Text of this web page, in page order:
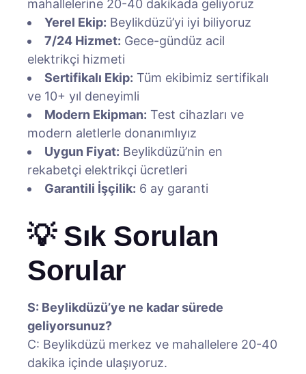
mahallelerine 20-40 dakikada geliyoruz
Yerel Ekip: Beylikdüzü’yi iyi biliyoruz
7/24 Hizmet: Gece-gündüz acil
elektrikçi hizmeti
Sertifikalı Ekip: Tüm ekibimiz sertifikalı
ve 10+ yıl deneyimli
Modern Ekipman: Test cihazları ve
modern aletlerle donanımlıyız
Uygun Fiyat: Beylikdüzü’nin en
rekabetçi elektrikçi ücretleri
Garantili İşçilik: 6 ay garanti
💡 Sık Sorulan
Sorular
S: Beylikdüzü’ye ne kadar sürede
geliyorsunuz?
C: Beylikdüzü merkez ve mahallelere 20-40
dakika içinde ulaşıyoruz.